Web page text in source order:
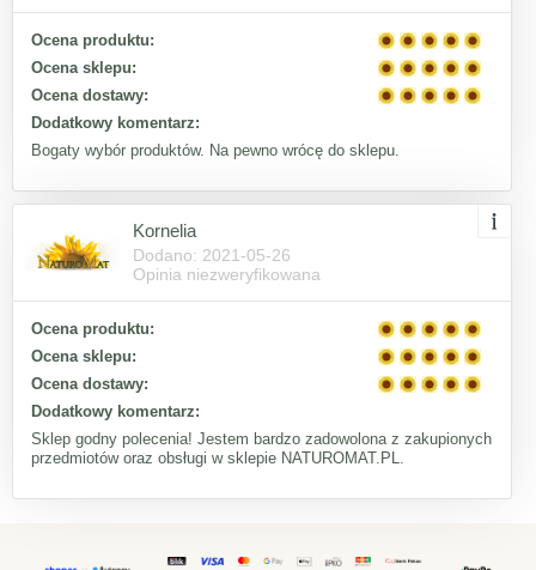
Ocena produktu:
Ocena sklepu:
Ocena dostawy:
Dodatkowy komentarz:
Bogaty wybór produktów. Na pewno wrócę do sklepu.
Kornelia
Dodano: 2021-05-26
Opinia niezweryfikowana
Ocena produktu:
Ocena sklepu:
Ocena dostawy:
Dodatkowy komentarz:
Sklep godny polecenia! Jestem bardzo zadowolona z zakupionych
przedmiotów oraz obsługi w sklepie NATUROMAT.PL.